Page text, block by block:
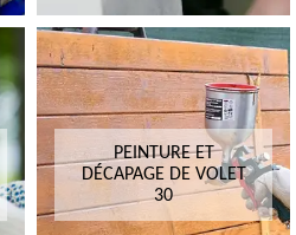
PEINTURE ET
DÉCAPAGE DE VOLET
30